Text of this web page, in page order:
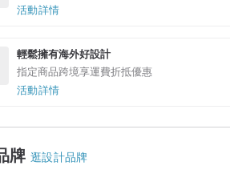
活動詳情
輕鬆擁有海外好設計
指定商品跨境享運費折抵優惠
活動詳情
牌 逛設計品牌